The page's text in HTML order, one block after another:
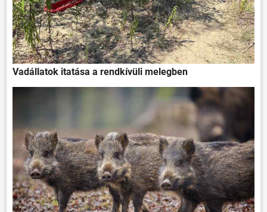
Vadállatok itatása a rendkívüli melegben